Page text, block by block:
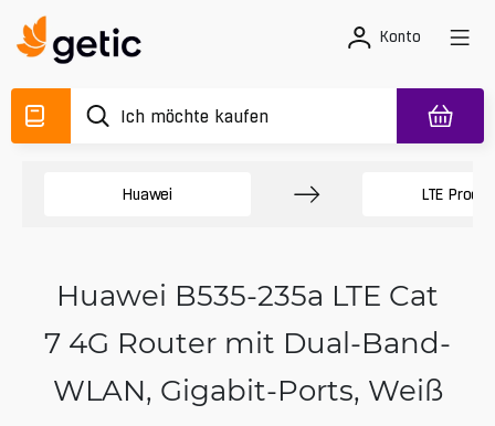
Konto
Huawei LTE
Huawei B535-235a LTE Cat
7 4G Router mit Dual-Band-
WLAN, Gigabit-Ports, Weiß